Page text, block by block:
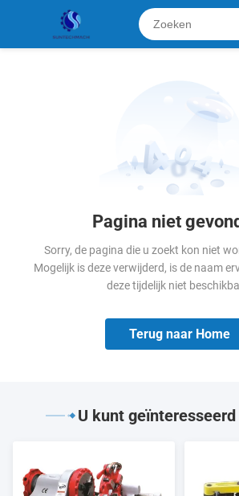
Pagina niet
Sorry, de pagina die u zoekt kon niet
Mogelijk is deze verwijderd, is de naam
deze tijdelijk niet
Terug naar Home
U kunt